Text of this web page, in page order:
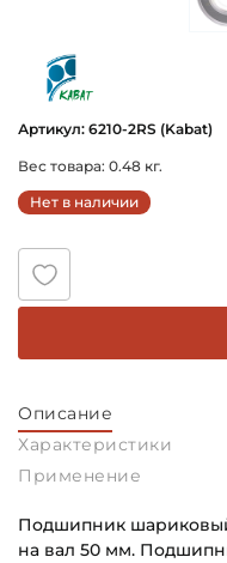
Артикул: 6210-2RS (Kabat)
Вес товара: 0.48 кг.
Нет в наличии
Описание
Характеристики
Применение
Подшипник
на вал 50 мм.